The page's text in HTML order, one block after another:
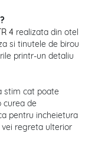
4 realizata din otel
si tinutele de birou
printr-un detaliu
stim cat poate
curea de
pentru incheietura
regreta ulterior